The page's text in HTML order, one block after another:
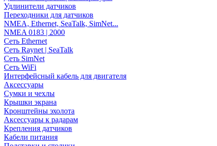
Удлинители датчиков
Переходники для датчиков
NMEA, Ethernet, SeaTalk, SimNet...
NMEA 0183 | 2000
Сеть Ethernet
Сеть Raynet | SeaTalk
Сеть SimNet
Сеть WiFi
Интерфейсный кабель для двигателя
Аксессуары
Сумки и чехлы
Крышки экрана
Кронштейны эхолота
Аксессуары к радарам
Крепления датчиков
Кабели питания